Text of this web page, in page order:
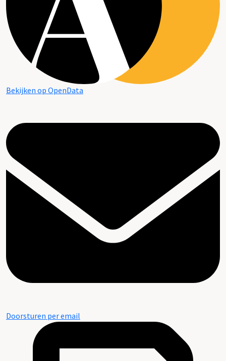
Bekijken op OpenData
Doorsturen per email